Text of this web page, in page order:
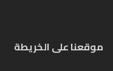
موقعنا على الخريطة